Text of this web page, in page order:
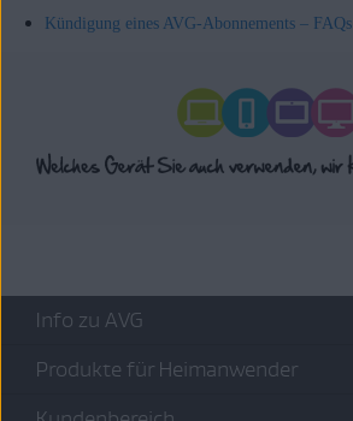
Kündigung eines AVG-Abonnements – FAQs
Info zu AVG
Produkte für Heimanwender